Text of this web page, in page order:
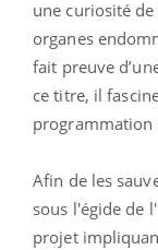
une curiosité
organes
fait preuve
ce titre, il
programmation
Afin de les
sous l'égide de
projet